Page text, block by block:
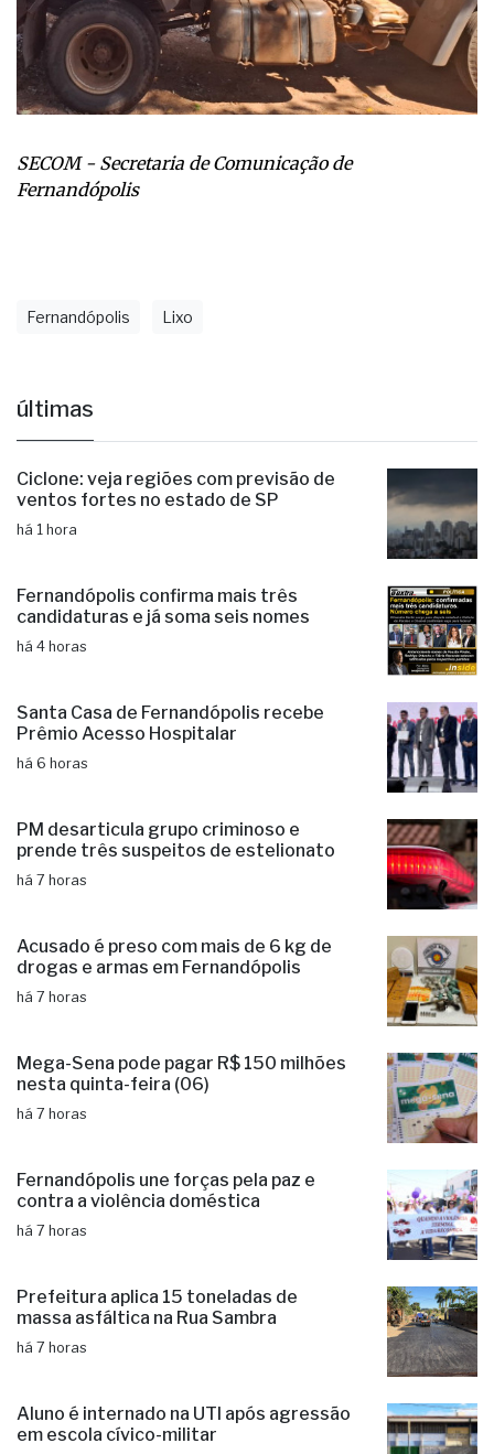
SECOM - Secretaria de Comunicação de
Fernandópolis
Fernandópolis Lixo
últimas
Ciclone: veja regiões com previsão de
ventos fortes no estado de SP
há 1 hora
Fernandópolis confirma mais três
candidaturas e já soma seis nomes
há 4 horas
Santa Casa de Fernandópolis recebe
Prêmio Acesso Hospitalar
há 6 horas
PM desarticula grupo criminoso e
prende três suspeitos de estelionato
há 7 horas
Acusado é preso com mais de 6 kg de
drogas e armas em Fernandópolis
há 7 horas
Mega-Sena pode pagar R$ 150 milhões
nesta quinta-feira (06)
há 7 horas
Fernandópolis une forças pela paz e
contra a violência doméstica
há 7 horas
Prefeitura aplica 15 toneladas de
massa asfáltica na Rua Sambra
há 7 horas
Aluno é internado na UTI após agressão
em escola cívico-militar